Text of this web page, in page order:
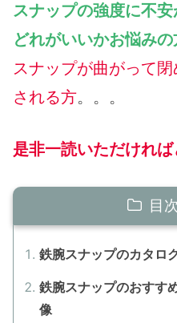
スナップの強度に不
どれがいいかお悩みの
スナップが曲がって
される方。。。
是非一読いただければ
目次
鉄腕スナップのカタロ
鉄腕スナップのおすす
像